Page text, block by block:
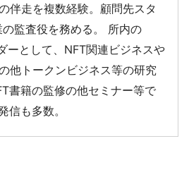
伴走を複数経験。顧問先スタ
監査役を務める。 所内の
ーとして、NFT関連ビジネスや
他トークンビジネス等の研究
書籍の監修の他セミナー等で
信も多数。